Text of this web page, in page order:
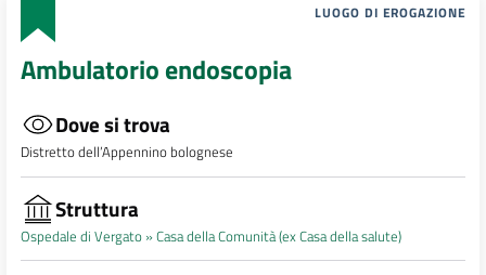
LUOGO DI EROGAZIONE
Ambulatorio endoscopia
Dove si trova
Distretto dell’Appennino bolognese
Struttura
Ospedale di Vergato »Casa della Comunità (ex Casa della salute)